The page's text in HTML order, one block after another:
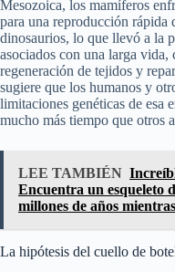
Mesozoica, los mamíferos
para una reproducción
dinosaurios, lo que llevó a la
asociados con una larga vida,
regeneración de tejidos y
sugiere que los humanos y
limitaciones genéticas de esa
mucho más tiempo que otros
LEE TAMBIÉN
Encuentra un esqueleto
millones de años
La hipótesis del cuello de